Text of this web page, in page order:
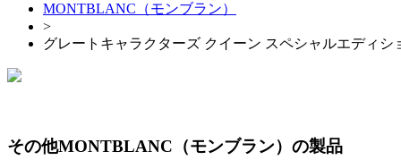
MONTBLANC（モンブラン）
>
グレートキャラクターズ クイーン スペシャルエディシ
その他MONTBLANC（モンブラン）の製品